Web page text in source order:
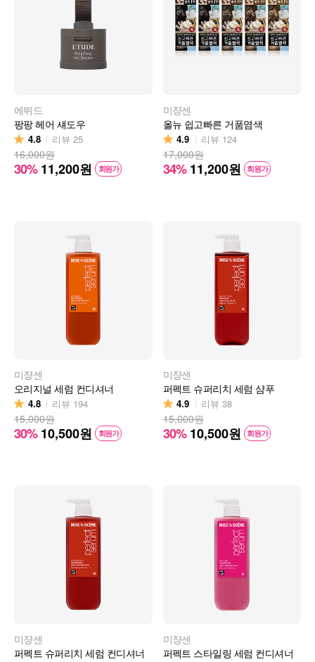
에뛰드
팡팡 헤어 섀도우
4.8 리뷰 25
16,000원
30% 11,200원 회원가
미쟝센
올뉴 쉽고빠른 거품염색
4.9 리뷰 124
17,000원
34% 11,200원 회원가
미쟝센
오리지널 세럼 컨디셔너
4.8 리뷰 194
15,000원
30% 10,500원 회원가
미쟝센
퍼펙트 슈퍼리치 세럼 샴푸
4.9 리뷰 38
15,000원
30% 10,500원 회원가
미쟝센
퍼펙트 슈퍼리치 세럼 컨디셔너
미쟝센
퍼펙트 스타일링 세럼 컨디셔너